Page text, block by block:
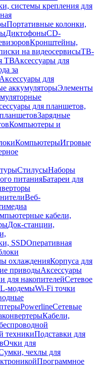
системы крепления для
Портативные колонки,
ДиктофоныCD-
Кронштейны,
на видеосервисыТВ-
ТВАксессуары для
за
Аксессуары для
аккумуляторыЭлементы
для планшетов,
Зарядные
Компьютеры и
КомпьютерыИгровые
СтилусыНаборы
питанияБатареи для
Веб-
кабели,
Док-станции,
SSDОперативная
охлажденияКорпуса для
приводыАксессуары
для накопителейСетевое
модемыWi-Fi точки
PowerlineСетевые
Кабели,
техникиПодставки для
Очки для
чехлы для
Программное